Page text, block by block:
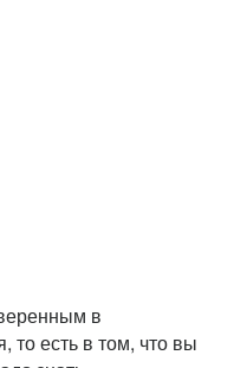
в
то есть в том, что вы